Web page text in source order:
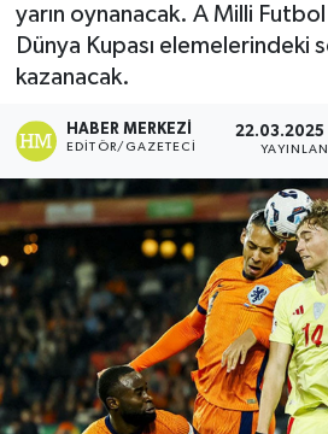
yarın oynanacak. A Milli Futbol
Dünya Kupası elemelerindeki
kazanacak.
HABER MERKEZI
EDITÖR/GAZETECI
22.03.2025 -
Teknoloji
Lider Haber TV Canlı Yayın
Haber Arşivi